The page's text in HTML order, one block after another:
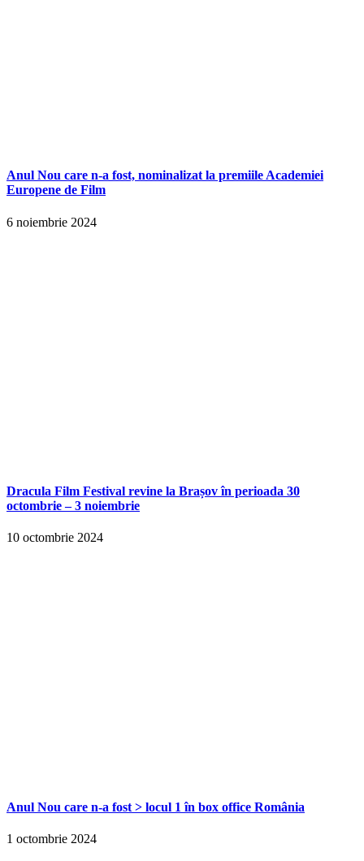
Anul Nou care n-a fost, nominalizat la premiile Academiei
Europene de Film
6 noiembrie 2024
Dracula Film Festival revine la Brașov în perioada 30
octombrie – 3 noiembrie
10 octombrie 2024
Anul Nou care n-a fost > locul 1 în box office România
1 octombrie 2024